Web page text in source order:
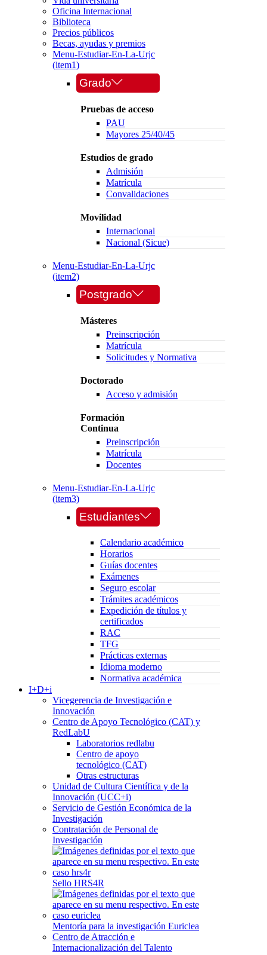
Oficina Internacional
Biblioteca
Precios públicos
Becas, ayudas y premios
Menu-Estudiar-En-La-Urjc
(item1)
Grado
Pruebas de acceso
PAU
Mayores 25/40/45
Estudios de grado
Admisión
Matrícula
Convalidaciones
Movilidad
Internacional
Nacional (Sicue)
Menu-Estudiar-En-La-Urjc
(item2)
Postgrado
Másteres
Preinscripción
Matrícula
Solicitudes y Normativa
Doctorado
Acceso y admisión
Formación
Continua
Preinscripción
Matrícula
Docentes
Menu-Estudiar-En-La-Urjc
(item3)
Estudiantes
Calendario académico
Horarios
Guías docentes
Exámenes
Seguro escolar
Trámites académicos
Expedición de títulos y
certificados
RAC
TFG
Prácticas externas
Idioma moderno
Normativa académica
I+D+i
Vicegerencia de Investigación e
Innovación
Centro de Apoyo Tecnológico (CAT) y
RedLabU
Laboratorios redlabu
Centro de apoyo
tecnológico (CAT)
Otras estructuras
Unidad de Cultura Científica y de la
Innovación (UCC+i)
Servicio de Gestión Económica de la
Investigación
Contratación de Personal de
Investigación
Sello HRS4R
Mentoría para la investigación Euriclea
Centro de Atracción e
Internacionalización del Talento